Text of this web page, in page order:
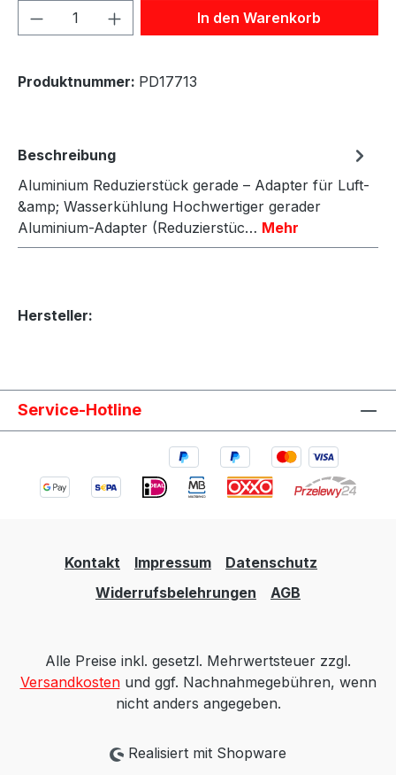
Produkt Anzahl: Gib denIn den Warenkorb
Produktnummer: PD17713
Beschreibung
Aluminium Reduzierstück gerade – Adapter für Luft-
&amp; Wasserkühlung Hochwertiger gerader
Aluminium-Adapter (Reduzierstüc… Mehr
Hersteller:
Service-Hotline
Kontakt Impressum
Datenschutz
Widerrufsbelehrungen
AGB
Alle Preise inkl. gesetzl. Mehrwertsteuer zzgl.
Versandkostenund ggf. Nachnahmegebühren, wenn
nicht anders angegeben.
Realisiert mit Shopware